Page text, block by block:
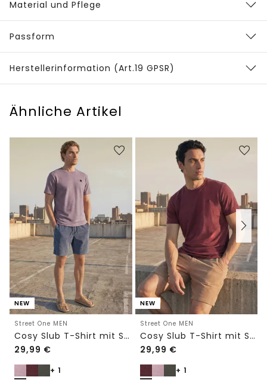
Material und Pflege
Passform
Herstellerinformation (Art.19 GPSR)
Ähnliche Artikel
NEW
Street One MEN
Cosy Slub T-Shirt mit Struktur
29,99 €
+ 1
NEW
Street One MEN
Cosy Slub T-Shirt mit Struktur
29,99 €
+ 1